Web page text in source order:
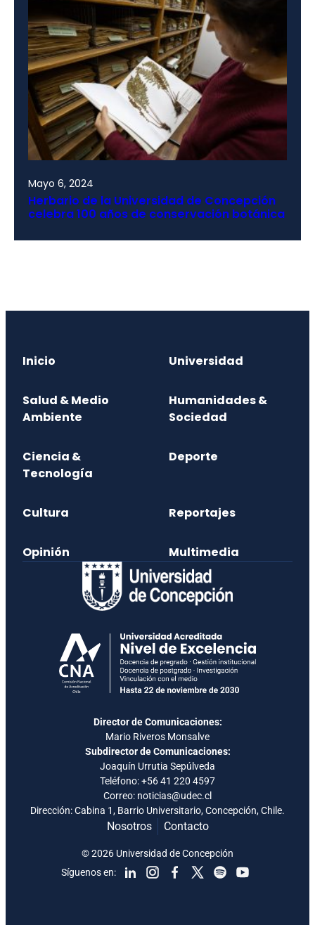
Mayo 6, 2024
Herbario de la Universidad de Concepción
celebra 100 años de conservación botánica
Inicio Universidad
Salud & Medio
Ambiente
Humanidades &
Sociedad
Ciencia &
Tecnología
Deporte
Cultura Reportajes
Opinión Multimedia
Director de Comunicaciones:
Mario Riveros Monsalve
Subdirector de Comunicaciones:
Joaquín Urrutia Sepúlveda
Teléfono:+56 41 220 4597
Correo: noticias@udec.cl
Dirección: Cabina 1, Barrio Universitario, Concepción, Chile.
Nosotros Contacto
Síguenos en:
© 2026 Universidad de Concepción